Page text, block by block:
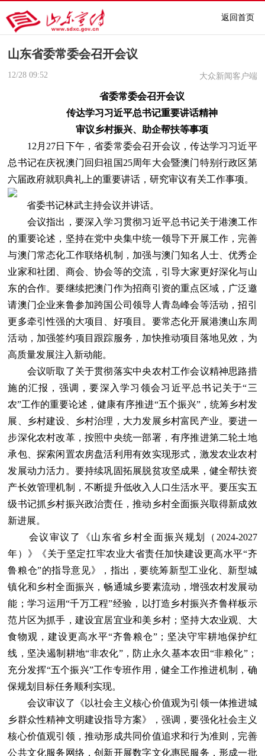
返回首页
山东省委常委会召开会议
12/28 09:52 大众新闻客户端
省委常委会召开会议
传达学习习近平总书记重要讲话精神
审议乡村振兴、助企帮扶等事项
12月27日下午，省委常委会召开会议，传达学习习近平
总书记在庆祝澳门回归祖国25周年大会暨澳门特别行政区第
六届政府就职典礼上的重要讲话，研究审议有关工作事项。
省委书记林武主持会议并讲话。
会议指出，要深入学习贯彻习近平总书记关于港澳工作
的重要论述，坚持在党中央集中统一领导下开展工作，完善
与澳门常态化工作联络机制，加强与澳门知名人士、优秀企
业家和社团、商会、协会等的交流，引导大家更好深化与山
东的合作。要继续把澳门作为招商引资的重点区域，广泛邀
请澳门企业来鲁参加跨国公司领导人青岛峰会等活动，招引
更多牵引性强的大项目、好项目。要常态化开展港澳山东周
活动，加强签约项目跟踪服务，加快推动项目落地见效，为
高质量发展注入新动能。
会议听取了关于贯彻落实中央农村工作会议精神思路措
施的汇报，强调，要深入学习领会习近平总书记关于“三
农”工作的重要论述，健康有序推进“五个振兴”，统筹乡村发
展、乡村建设、乡村治理，大力发展乡村富民产业。要进一
步深化农村改革，按照中央统一部署，有序推进第二轮土地
承包、探索闲置农房盘活利用有效实现形式，激发农业农村
发展动力活力。要持续巩固拓展脱贫攻坚成果，健全帮扶资
产长效管理机制，不断提升低收入人口生活水平。要压实五
级书记抓乡村振兴政治责任，推动乡村全面振兴取得新成效
新进展。
会议审议了《山东省乡村全面振兴规划（2024-2027
年）》《关于坚定扛牢农业大省责任加快建设更高水平“齐
鲁粮仓”的指导意见》，指出，要统筹新型工业化、新型城
镇化和乡村全面振兴，畅通城乡要素流动，增强农村发展动
能；学习运用“千万工程”经验，以打造乡村振兴齐鲁样板示
范片区为抓手，建设宜居宜业和美乡村；坚持大农业观、大
食物观，建设更高水平“齐鲁粮仓”；坚决守牢耕地保护红
线，坚决遏制耕地“非农化”，防止永久基本农田“非粮化”；
充分发挥“五个振兴”工作专班作用，健全工作推进机制，确
保规划目标任务顺利实现。
会议审议了《以社会主义核心价值观为引领一体推进城
乡群众性精神文明建设指导方案》，强调，要强化社会主义
核心价值观引领，推动形成共同价值追求和行为准则，完善
公共文化服务网络，创新开展数字文化惠民服务，形成一批